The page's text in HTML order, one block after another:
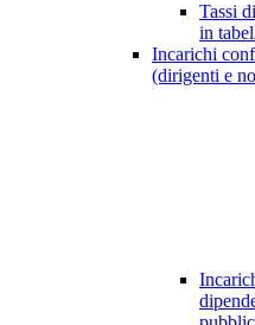
Tassi
in
Incarichi
(dirigenti e